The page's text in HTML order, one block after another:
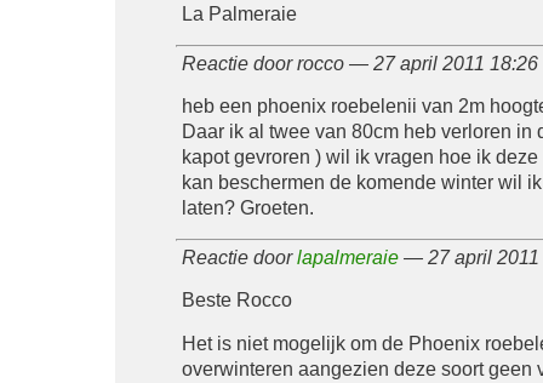
La Palmeraie
Reactie door rocco — 27 april 2011
heb een phoenix roebelenii van 2m
Daar ik al twee van 80cm heb verloren in
kapot gevroren ) wil ik vragen hoe ik deze
kan beschermen de komende winter wil
laten? Groeten.
Reactie doorlapalmeraie— 27 april 2011
Beste Rocco
Het is niet mogelijk om de Phoenix
overwinteren aangezien deze soort geen